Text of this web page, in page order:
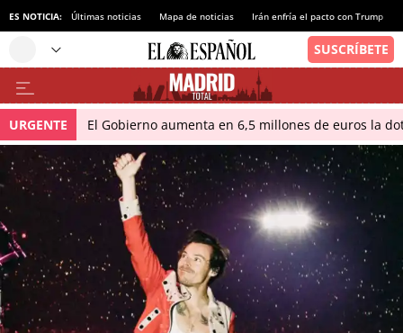
ES NOTICIA: Últimas noticias Mapa de noticias Irán enfría el pacto con Trump
URGENTE El Gobierno aumenta en 6,5 millones de euros la